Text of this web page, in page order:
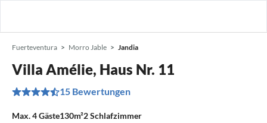
Fuerteventura Morro Jable Jandia
Villa Amélie, Haus Nr. 11
15 Bewertungen
Max.4Gäste130m²2Schlafzimmer